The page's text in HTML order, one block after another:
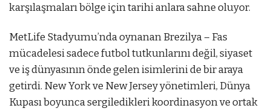
karşılaşmaları bölge için tarihi anlara sahne oluyor.
MetLife Stadyumu’nda oynanan Brezilya – Fas
mücadelesi sadece futbol tutkunlarını değil, siyaset
ve iş dünyasının önde gelen isimlerini de bir araya
getirdi. New York ve New Jersey yönetimleri, Dünya
Kupası boyunca sergiledikleri koordinasyon ve ortak